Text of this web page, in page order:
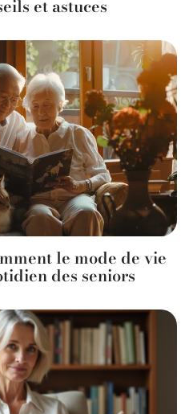
et astuces
le mode de vie
des seniors